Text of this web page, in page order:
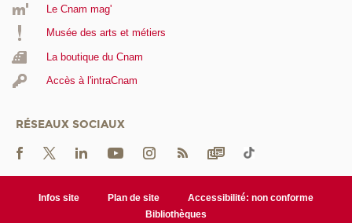
Le Cnam mag'
Musée des arts et métiers
La boutique du Cnam
Accès à l'intraCnam
RÉSEAUX SOCIAUX
Infos site Plan de site
Accessibilité: non conforme
Bibliothèques